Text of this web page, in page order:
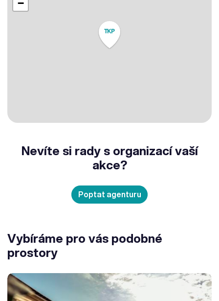
TKP
−
Nevíte si rady s organizací vaší
akce?
Poptat agenturu
Vybíráme pro vás podobné
prostory